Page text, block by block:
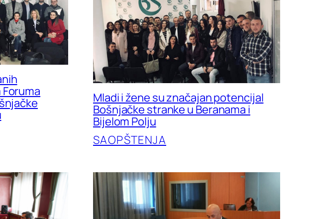
Mladi i žene su značajan potencijal
Bošnjačke stranke u Beranama i
Bijelom Polju
SAOPŠTENJA